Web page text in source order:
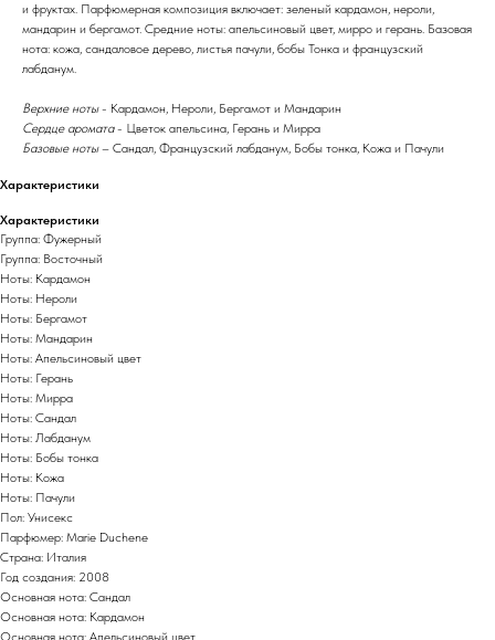
и фруктах. Парфюмерная композиция включает: зеленый кардамон, нероли,
мандарин и бергамот. Средние ноты: апельсиновый цвет, мирро и герань. Базовая
нота: кожа, сандаловое дерево, листья пачули, бобы Тонка и французский
лабданум.
Верхние ноты- Кардамон, Нероли, Бергамот и Мандарин
Сердце аромата- Цветок апельсина, Герань и Мирра
Базовые ноты– Сандал, Французский лабданум, Бобы тонка, Кожа и Пачули
Характеристики
Характеристики
Группа: Фужерный
Группа: Восточный
Ноты: Кардамон
Ноты: Нероли
Ноты: Бергамот
Ноты: Мандарин
Ноты: Апельсиновый цвет
Ноты: Герань
Ноты: Мирра
Ноты: Сандал
Ноты: Лабданум
Ноты: Бобы тонка
Ноты: Кожа
Ноты: Пачули
Пол: Унисекс
Парфюмер: Marie Duchene
Страна: Италия
Год создания: 2008
Основная нота: Сандал
Основная нота: Кардамон